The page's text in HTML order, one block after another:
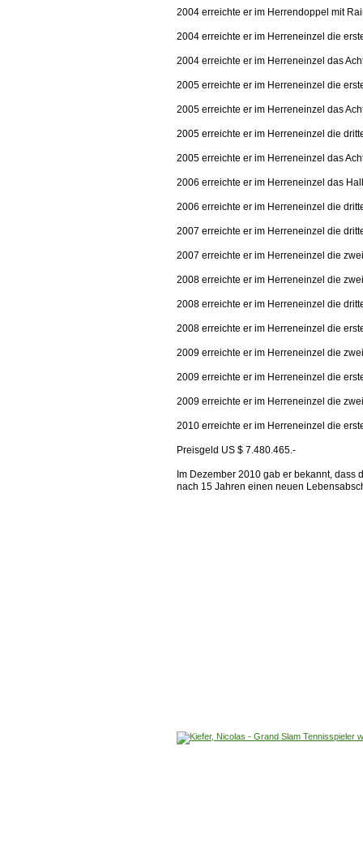
2004 erreichte er im Herrendoppel mit
2004 erreichte er im Herreneinzel die
2004 erreichte er im Herreneinzel das
2005 erreichte er im Herreneinzel die
2005 erreichte er im Herreneinzel das
2005 erreichte er im Herreneinzel die
2005 erreichte er im Herreneinzel das
2006 erreichte er im Herreneinzel das
2006 erreichte er im Herreneinzel die
2007 erreichte er im Herreneinzel die
2007 erreichte er im Herreneinzel die
2008 erreichte er im Herreneinzel die
2008 erreichte er im Herreneinzel die
2008 erreichte er im Herreneinzel die
2009 erreichte er im Herreneinzel die
2009 erreichte er im Herreneinzel die
2009 erreichte er im Herreneinzel die
2010 erreichte er im Herreneinzel die
Preisgeld US $ 7.480.465.-
Im Dezember 2010 gab er bekannt, dass
nach 15 Jahren einen neuen